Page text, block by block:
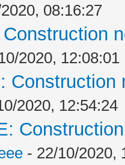
08:16:27
2020, 12:08:01
Construction
2020, 12:54:24
- 22/10/2020,